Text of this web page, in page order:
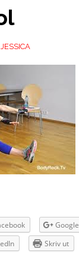
JESSICA
Google
Skriv ut